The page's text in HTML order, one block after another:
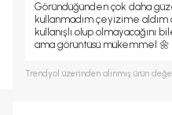
Göründüğünden çok daha
kullanmadım çeyizime aldım
kullanışlı olup olmayacağını
ama görüntüsü mükemmel 🌼
Trendyol üzerinden alınmış ürün